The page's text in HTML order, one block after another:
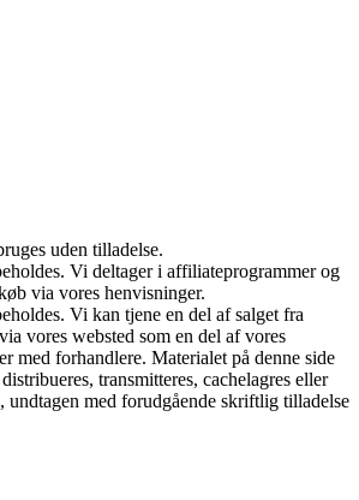
uden tilladelse.
Vi deltager i affiliateprogrammer og
via vores henvisninger.
Vi kan tjene en del af salget fra
vores websted som en del af vores
med forhandlere. Materialet på denne side
transmitteres, cachelagres eller
undtagen med forudgående skriftlig tilladelse